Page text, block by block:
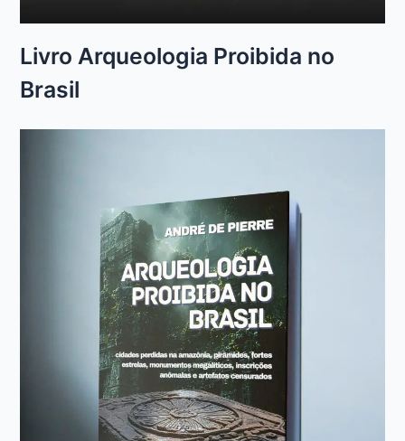
Livro Arqueologia Proibida no
Brasil